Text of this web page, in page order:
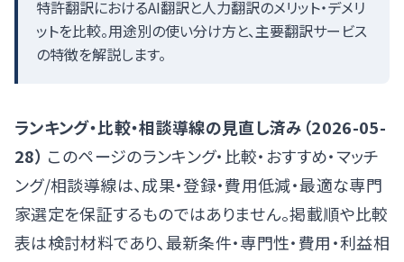
特許翻訳におけるAI翻訳と人力翻訳のメリット・デメリ
ットを比較。用途別の使い分け方と、主要翻訳サービス
の特徴を解説します。
ランキング・比較・相談導線の見直し済み（2026-05-
28） このページのランキング・比較・おすすめ・マッチ
ング/相談導線は、成果・登録・費用低減・最適な専門
家選定を保証するものではありません。掲載順や比較
表は検討材料であり、最新条件・専門性・費用・利益相